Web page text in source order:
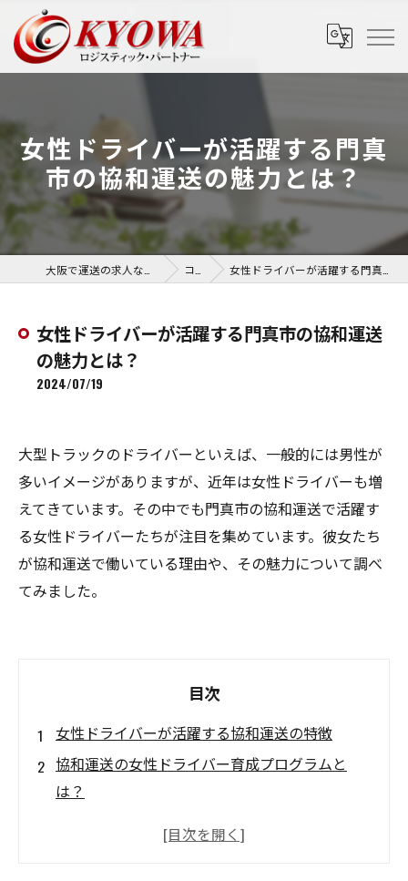
女性ドライバーが活躍する門真
市の協和運送の魅力とは？
コラム 女性ドライバーが活躍する門真市の協和運送の魅力とは？
女性ドライバーが活躍する門真市の協和運送
の魅力とは？
2024/07/19
大型トラックのドライバーといえば、一般的には男性が
多いイメージがありますが、近年は女性ドライバーも増
えてきています。その中でも門真市の協和運送で活躍す
る女性ドライバーたちが注目を集めています。彼女たち
が協和運送で働いている理由や、その魅力について調べ
てみました。
目次
女性ドライバーが活躍する協和運送の特徴
協和運送の女性ドライバー育成プログラムと
は？
女性ドライバーが働きやすい環境を整備